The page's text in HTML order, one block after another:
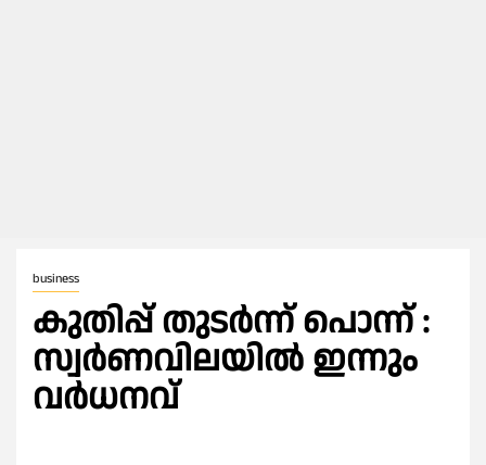
business
കുതിപ്പ് തുടര്‍ന്ന് പൊന്ന് :
സ്വര്‍ണവിലയില്‍ ഇന്നും
വര്‍ധനവ്